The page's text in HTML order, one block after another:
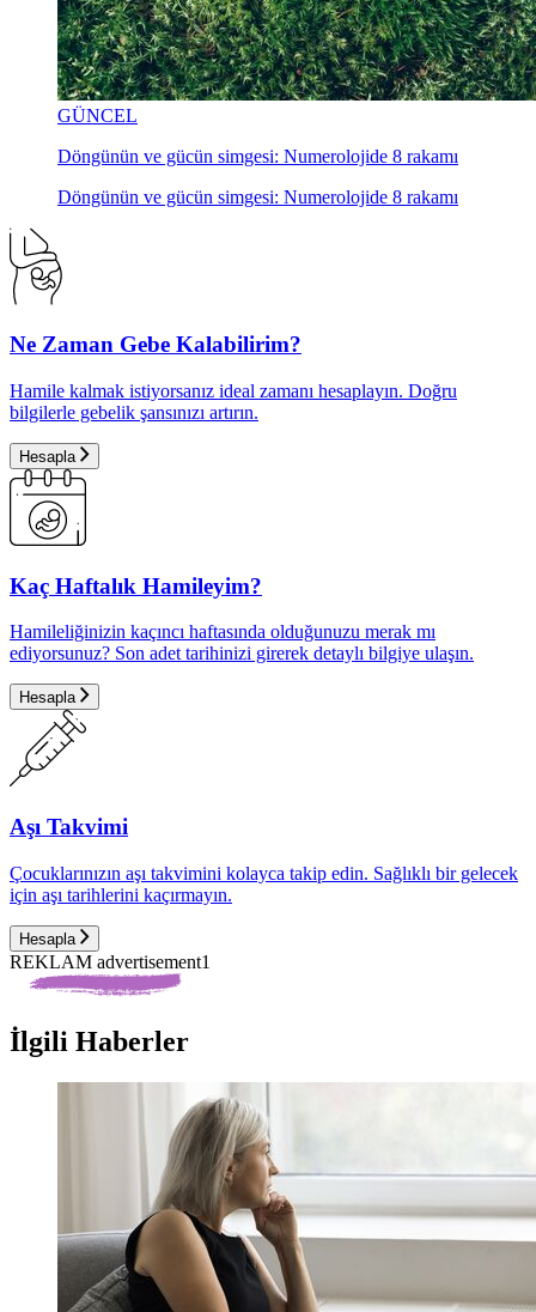
GÜNCEL
Döngünün ve gücün simgesi: Numerolojide 8 rakamı
Döngünün ve gücün simgesi: Numerolojide 8 rakamı
Ne Zaman Gebe Kalabilirim?
Hamile kalmak istiyorsanız ideal zamanı hesaplayın. Doğru
bilgilerle gebelik şansınızı artırın.
Hesapla
Kaç Haftalık Hamileyim?
Hamileliğinizin kaçıncı haftasında olduğunuzu merak mı
ediyorsunuz? Son adet tarihinizi girerek detaylı bilgiye ulaşın.
Hesapla
Aşı Takvimi
Çocuklarınızın aşı takvimini kolayca takip edin. Sağlıklı bir gelecek
için aşı tarihlerini kaçırmayın.
Hesapla
REKLAM advertisement1
İlgili Haberler